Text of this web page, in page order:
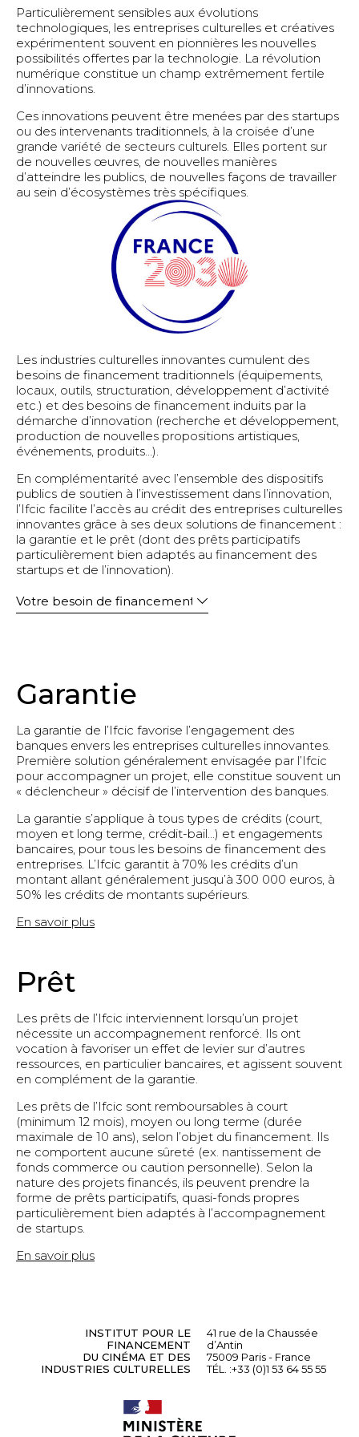
La garantie Ifcic
Les prêts Ifcic
Exemples de projets soutenus
Mode d’emploi pour les banques
Entreprises Culturelles
Cinéma et audiovisuel
Création numérique
Galeries d’art, arts plastiques et numériques,
photographie
Mode
Musique
Patrimoine, musées et architecture
Presse et médias
Spectacle vivant
Séparateur
Entreprises culturelles innovantes
Entreprises culturelles (tous secteurs)
Particulièrement sensibles aux évolutions
technologiques, les entreprises culturelles et créatives
expérimentent souvent en pionnières les nouvelles
possibilités offertes par la technologie. La révolution
numérique constitue un champ extrêmement fertile
d’innovations.
Ces innovations peuvent être menées par des startups
ou des intervenants traditionnels, à la croisée d’une
grande variété de secteurs culturels. Elles portent sur
de nouvelles œuvres, de nouvelles manières
d’atteindre les publics, de nouvelles façons de travailler
au sein d’écosystèmes très spécifiques.
Les industries culturelles innovantes cumulent des
besoins de financement traditionnels (équipements,
locaux, outils, structuration, développement d’activité
etc.) et des besoins de financement induits par la
démarche d’innovation (recherche et développement,
production de nouvelles propositions artistiques,
événements, produits…).
En complémentarité avec l’ensemble des dispositifs
publics de soutien à l’investissement dans l’innovation,
l’Ifcic facilite l’accès au crédit des entreprises culturelles
innovantes grâce à ses deux solutions de financement :
la garantie et le prêt (dont des prêts participatifs
particulièrement bien adaptés au financement des
startups et de l’innovation).
Garantie
La garantie de l’Ifcic favorise l’engagement des
banques envers les entreprises culturelles innovantes.
Première solution généralement envisagée par l’Ifcic
pour accompagner un projet, elle constitue souvent un
« déclencheur » décisif de l’intervention des banques.
La garantie s’applique à tous types de crédits (court,
moyen et long terme, crédit-bail…) et engagements
bancaires, pour tous les besoins de financement des
entreprises. L’Ifcic garantit à 70% les crédits d’un
montant allant généralement jusqu’à 300 000 euros, à
50% les crédits de montants supérieurs.
En savoir plus
Prêt
Les prêts de l’Ifcic interviennent lorsqu’un projet
nécessite un accompagnement renforcé. Ils ont
vocation à favoriser un effet de levier sur d’autres
ressources, en particulier bancaires, et agissent souvent
en complément de la garantie.
Les prêts de l’Ifcic sont remboursables à court
(minimum 12 mois), moyen ou long terme (durée
maximale de 10 ans), selon l’objet du financement. Ils
ne comportent aucune sûreté (ex. nantissement de
fonds commerce ou caution personnelle). Selon la
nature des projets financés, ils peuvent prendre la
forme de prêts participatifs, quasi-fonds propres
particulièrement bien adaptés à l’accompagnement
de startups.
En savoir plus
INSTITUT POUR LE
FINANCEMENT
DU CINÉMA ET DES
INDUSTRIES CULTURELLES
41 rue de la Chaussée
d’Antin
75009 Paris - France
TÉL. :+33 (0)1 53 64 55 55